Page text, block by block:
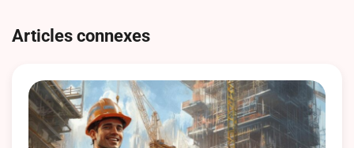
de
Articles connexes